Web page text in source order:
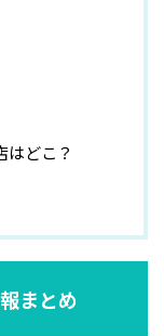
はどこ？
まとめ